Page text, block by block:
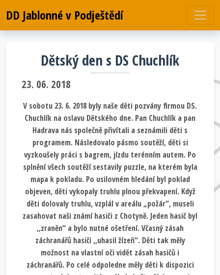
DD Jablonné v Podještědí
Dětský den s DS Chuchlík
23. 06. 2018
V sobotu 23. 6. 2018 byly naše děti pozvány firmou DS.
Chuchlík na oslavu Dětského dne. Pan Chuchlík a pan
Hadrava nás společně přivítali a seznámili děti s
programem. Následovalo pásmo soutěží, děti si
vyzkoušely práci s bagrem, jízdu terénním autem. Po
splnění všech soutěží sestavily puzzle, na kterém byla
mapa k pokladu. Po usilovném hledání byl poklad
objeven, děti vykopaly truhlu plnou překvapení. Když
děti dolovaly truhlu, vzplál v areálu „požár“, museli
zasahovat naši známí hasiči z Chotyně. Jeden hasič byl
,,zraněn“ a bylo nutné ošetření. Včasný zásah
záchranářů hasiči ,,uhasil žízeň“. Děti tak měly
možnost na vlastní oči vidět zásah hasičů i
záchranářů. Po celé odpoledne měly děti k dispozici